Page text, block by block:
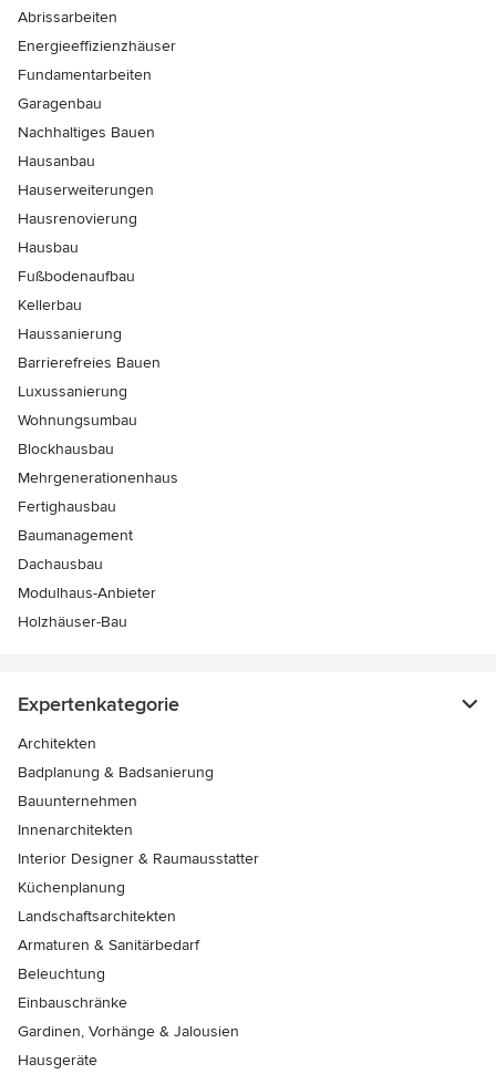
Abrissarbeiten
Energieeffizienzhäuser
Fundamentarbeiten
Garagenbau
Nachhaltiges Bauen
Hausanbau
Hauserweiterungen
Hausrenovierung
Hausbau
Fußbodenaufbau
Kellerbau
Haussanierung
Barrierefreies Bauen
Luxussanierung
Wohnungsumbau
Blockhausbau
Mehrgenerationenhaus
Fertighausbau
Baumanagement
Dachausbau
Modulhaus-Anbieter
Holzhäuser-Bau
Expertenkategorie
Architekten
Badplanung & Badsanierung
Bauunternehmen
Innenarchitekten
Interior Designer & Raumausstatter
Küchenplanung
Landschaftsarchitekten
Armaturen & Sanitärbedarf
Beleuchtung
Einbauschränke
Gardinen, Vorhänge & Jalousien
Hausgeräte